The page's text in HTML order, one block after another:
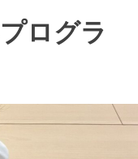
ログラ